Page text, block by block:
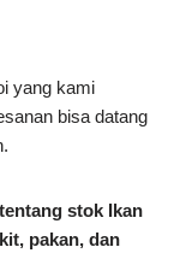
yang kami
bisa datang
stok Ikan
pakan, dan